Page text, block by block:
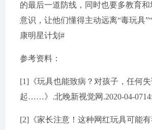
的最后一道防线，同时也要多教育
意识，让他们懂得主动远离“毒玩具
康明星计划#
参考资料：
[1]《玩具也能致病？对孩子，任何
起……》.北晚新视觉网.2020-04-
[2]《家长注意！这种网红玩具可能